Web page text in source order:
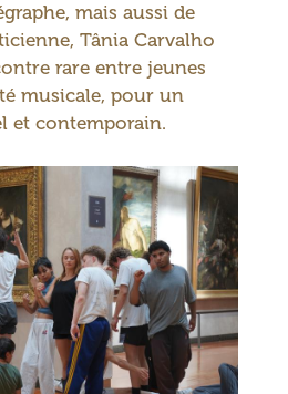
mais aussi de
Tânia Carvalho
rare entre jeunes
musicale, pour un
et contemporain.